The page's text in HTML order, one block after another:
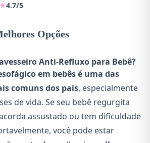
4.7/5
Opções
Anti-Refluxo para Bebê?
em bebês é uma das
comuns dos pais, especialmente
de vida. Se seu bebê regurgita
assustado ou tem dificuldade
você pode estar